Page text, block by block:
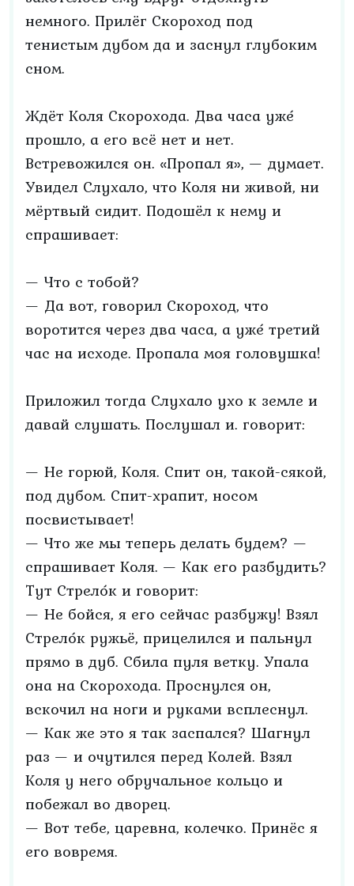
немного. Прилёг Скороход под
тенистым дубом да и заснул глубоким
сном.
Ждёт Коля Скорохода. Два часа уже́
прошло, а его всё нет и нет.
Встревожился он. «Пропал я», — думает.
Увидел Слухало, что Коля ни живой, ни
мёртвый сидит. Подошёл к нему и
спрашивает:
— Что с тобой?
— Да вот, говорил Скороход, что
воротится через два часа, а уже́ третий
час на исходе. Пропала моя головушка!
Приложил тогда Слухало ухо к земле и
давай слушать. Послушал и. говорит:
— Не горюй, Коля. Спит он, такой-сякой,
под дубом. Спит-храпит, носом
посвистывает!
— Что же мы теперь делать будем? —
спрашивает Коля. — Как его разбудить?
Тут Стрело́к и говорит:
— Не бойся, я его сейчас разбужу! Взял
Стрело́к ружьё, прицелился и пальнул
прямо в дуб. Сбила пуля ветку. Упала
она на Скорохода. Проснулся он,
вскочил на ноги и руками всплеснул.
— Как же это я так заспался? Шагнул
раз — и очутился перед Колей. Взял
Коля у него обручальное кольцо и
побежал во дворец.
— Вот тебе, царевна, колечко. Принёс я
его вовремя.